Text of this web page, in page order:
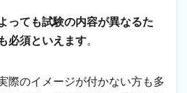
っても試験の内容が異なるた
必須といえます。
際のイメージが付かない方も多